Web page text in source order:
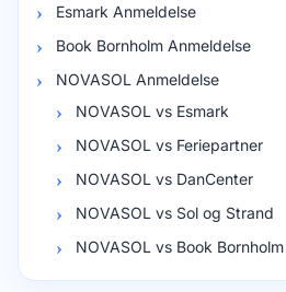
Esmark Anmeldelse
Book Bornholm Anmeldelse
NOVASOL Anmeldelse
NOVASOL vs Esmark
NOVASOL vs Feriepartner
NOVASOL vs DanCenter
NOVASOL vs Sol og Strand
NOVASOL vs Book Bornholm